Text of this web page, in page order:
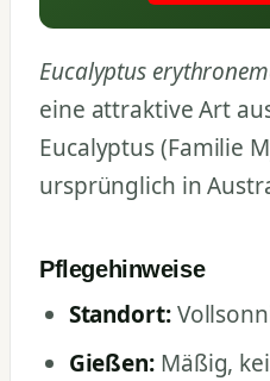
Eucalyptus
eine attraktive Art
Eucalyptus (Familie
ursprünglich in
Pflegehinweise
Standort:
Gießen: Mäßig,